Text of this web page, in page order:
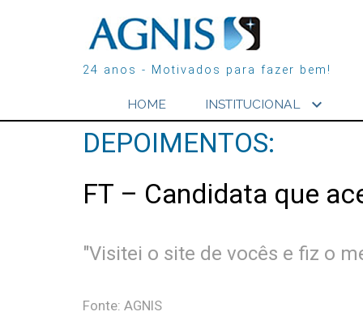
24 anos - Motivados para fazer bem!
HOME INSTITUCIONAL expand_more
DEPOIMENTOS:
FT – Candidata que
"Visitei o site de vocês e fiz o
Fonte: AGNIS